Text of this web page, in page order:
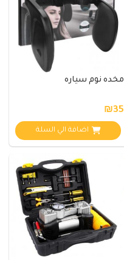
مخده نوم سياره
₪35
اضافة الي السلة